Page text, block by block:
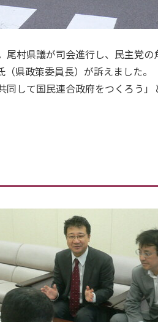
村県議が司会進行し、民主党
県政策委員長）が訴えました。
して国民連合政府をつくろう